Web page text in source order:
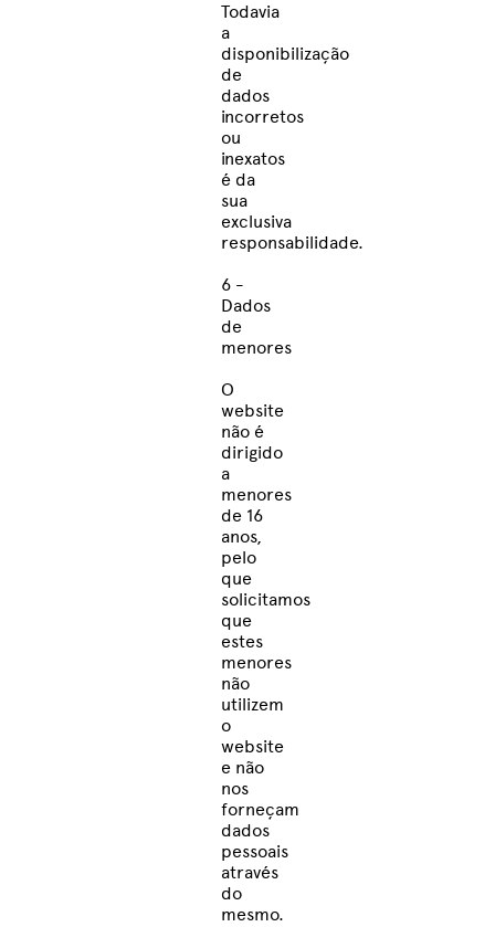
Todavia
a
disponibilização
de
dados
incorretos
ou
inexatos
é da
sua
exclusiva
responsabilidade.
6 -
Dados
de
menores
O
website
não é
dirigido
a
menores
de 16
anos,
pelo
que
solicitamos
que
estes
menores
não
utilizem
o
website
e não
nos
forneçam
dados
pessoais
através
do
mesmo.